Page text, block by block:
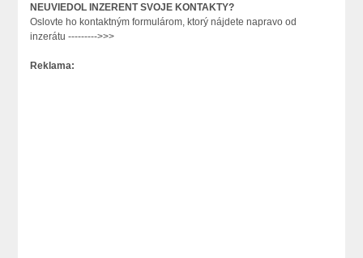
NEUVIEDOL INZERENT SVOJE KONTAKTY?
Oslovte ho kontaktným formulárom, ktorý nájdete napravo od
inzerátu --------->>>
Reklama: